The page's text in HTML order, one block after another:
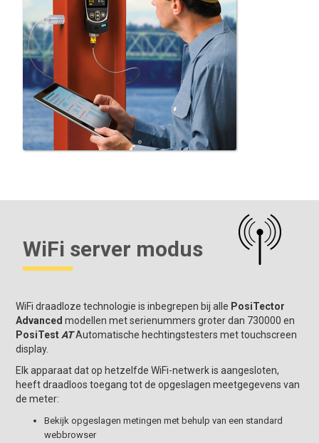
WiFi server modus
WiFi draadloze technologie is inbegrepen bij alle PosiTector
Advanced modellen met serienummers groter dan 730000 en
PosiTest ATAutomatische hechtingstesters met touchscreen
display.
Elk apparaat dat op hetzelfde WiFi-netwerk is aangesloten,
heeft draadloos toegang tot de opgeslagen meetgegevens van
de meter:
Bekijk opgeslagen metingen met behulp van een standard
webbrowser